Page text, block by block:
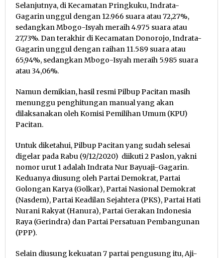
Selanjutnya, di Kecamatan Pringkuku, Indrata-
Gagarin unggul dengan 12.966 suara atau 72,27%,
sedangkan Mbogo-Isyah meraih 4.975 suara atau
27,73%. Dan terakhir di Kecamatan Donorojo, Indrata-
Gagarin unggul dengan raihan 11.589 suara atau
65,94%, sedangkan Mbogo-Isyah meraih 5.985 suara
atau 34,06%.
Namun demikian, hasil resmi Pilbup Pacitan masih
menunggu penghitungan manual yang akan
dilaksanakan oleh Komisi Pemilihan Umum (KPU)
Pacitan.
Untuk diketahui, Pilbup Pacitan yang sudah selesai
digelar pada Rabu (9/12/2020) diikuti 2 Paslon, yakni
nomor urut 1 adalah Indrata Nur Bayuaji-Gagarin.
Keduanya diusung oleh Partai Demokrat, Partai
Golongan Karya (Golkar), Partai Nasional Demokrat
(Nasdem), Partai Keadilan Sejahtera (PKS), Partai Hati
Nurani Rakyat (Hanura), Partai Gerakan Indonesia
Raya (Gerindra) dan Partai Persatuan Pembangunan
(PPP).
Selain diusung kekuatan 7 partai pengusung itu, Aji-